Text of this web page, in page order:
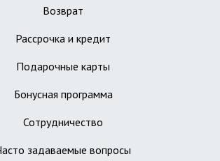
Возврат
Рассрочка и кредит
Подарочные карты
Бонусная программа
Сотрудничество
задаваемые вопросы